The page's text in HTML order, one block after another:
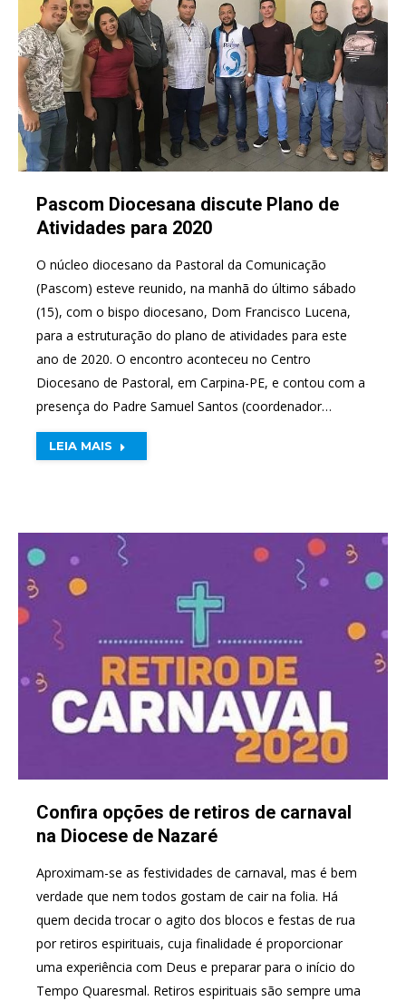
Pascom Diocesana discute Plano de
Atividades para 2020
O núcleo diocesano da Pastoral da Comunicação
(Pascom) esteve reunido, na manhã do último sábado
(15), com o bispo diocesano, Dom Francisco Lucena,
para a estruturação do plano de atividades para este
ano de 2020. O encontro aconteceu no Centro
Diocesano de Pastoral, em Carpina-PE, e contou com a
presença do Padre Samuel Santos (coordenador…
LEIA MAIS
Confira opções de retiros de carnaval
na Diocese de Nazaré
Aproximam-se as festividades de carnaval, mas é bem
verdade que nem todos gostam de cair na folia. Há
quem decida trocar o agito dos blocos e festas de rua
por retiros espirituais, cuja finalidade é proporcionar
uma experiência com Deus e preparar para o início do
Tempo Quaresmal. Retiros espirituais são sempre uma